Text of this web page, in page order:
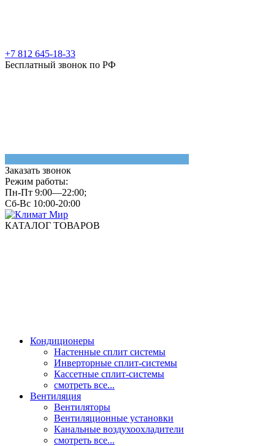
+7 812 645-18-33
Бесплатный звонок по РФ
Заказать звонок
Режим работы:
Пн-Пт 9:00—22:00;
Сб-Вс 10:00-20:00
КАТАЛОГ ТОВАРОВ
Кондиционеры
Настенные сплит системы
Инверторные сплит-системы
Кассетные сплит-системы
смотреть все...
Вентиляция
Вентиляторы
Вентиляционные установки
Канальные воздухоохладители
смотреть все...